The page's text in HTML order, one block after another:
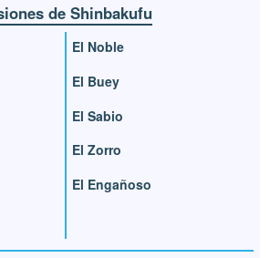
de Shinbakufu
El Noble
El Buey
El Sabio
El Zorro
El Engañoso